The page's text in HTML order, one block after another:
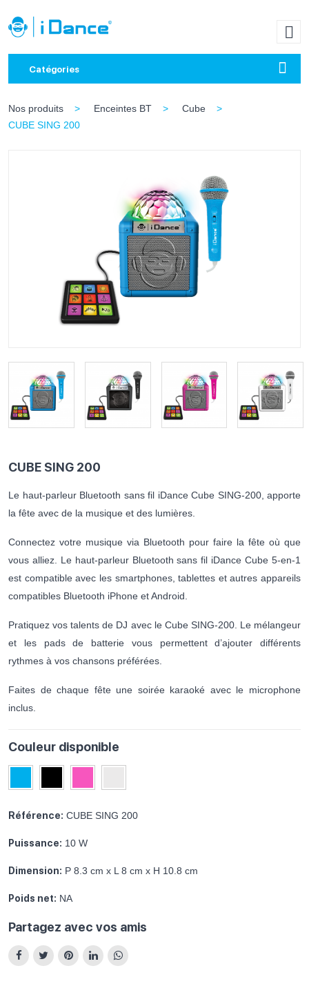
Catégories
Nos produits Enceintes BT
Cube
CUBE SING 200
CUBE SING 200
Le haut-parleur Bluetooth sans fil iDance Cube SING-200, apporte
la fête avec de la musique et des lumières.
Connectez votre musique via Bluetooth pour faire la fête où que
vous alliez. Le haut-parleur Bluetooth sans fil iDance Cube 5-en-1
est compatible avec les smartphones, tablettes et autres appareils
compatibles Bluetooth iPhone et Android.
Pratiquez vos talents de DJ avec le Cube SING-200. Le mélangeur
et les pads de batterie vous permettent d’ajouter différents
rythmes à vos chansons préférées.
Faites de chaque fête une soirée karaoké avec le microphone
inclus.
Couleur disponible
Référence: CUBE SING 200
Puissance: 10 W
Dimension: P 8.3 cm x L 8 cm x H 10.8 cm
Poids net: NA
Partagez avec vos amis